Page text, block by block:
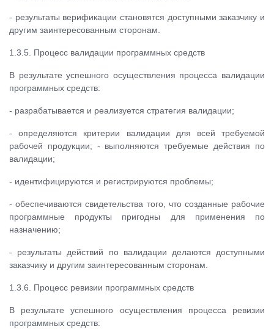
- результаты верификации становятся доступными заказчику и
другим заинтересованным сторонам.
1.3.5. Процесс валидации программных средств
В результате успешного осуществления процесса валидации
программных средств:
- разрабатывается и реализуется стратегия валидации;
- определяются критерии валидации для всей требуемой
рабочей продукции; - выполняются требуемые действия по
валидации;
- идентифицируются и регистрируются проблемы;
- обеспечиваются свидетельства того, что созданные рабочие
программные продукты пригодны для применения по
назначению;
- результаты действий по валидации делаются доступными
заказчику и другим заинтересованным сторонам.
1.3.6. Процесс ревизии программных средств
В результате успешного осуществления процесса ревизии
программных средств: